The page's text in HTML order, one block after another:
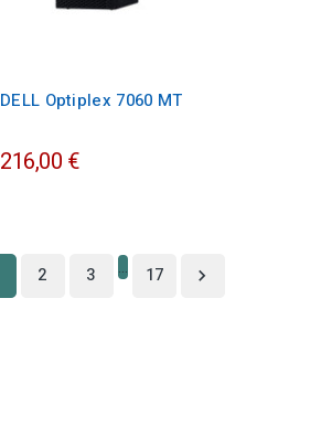
DELL Optiplex 7060 MT
216,00 €
2 3 … 17 